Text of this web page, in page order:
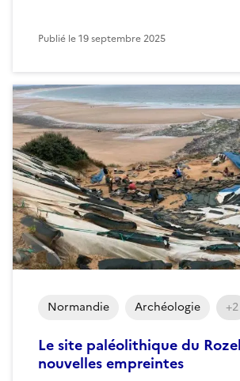
Publié le19 septembre 2025
Le site paléolithique du
nouvelles empreintes
Normandie Archéologie +2